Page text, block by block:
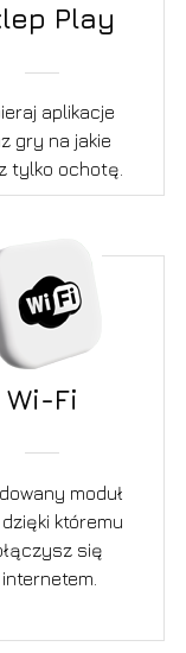
Play
aplikacje
gry na jakie
tylko ochotę.
Wi-Fi
moduł
dzięki któremu
się